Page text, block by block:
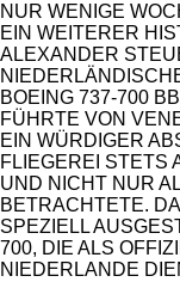
NUR WENIGE
EIN WEITERER
ALEXANDER
BOEING 737-700
FÜHRTE VON
EIN WÜRDIGER
FLIEGEREI STETS
UND NICHT NUR
BETRACHTETE.
SPEZIELL
700, DIE ALS
NIEDERLANDE